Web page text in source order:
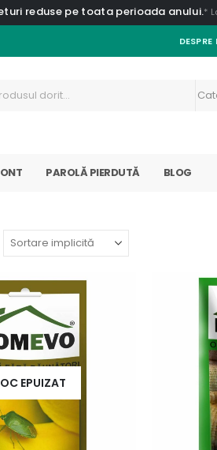
reduse pe toata perioada anului.*
DESPRE
PAROLĂ PIERDUTĂ BLOG
EPUIZAT